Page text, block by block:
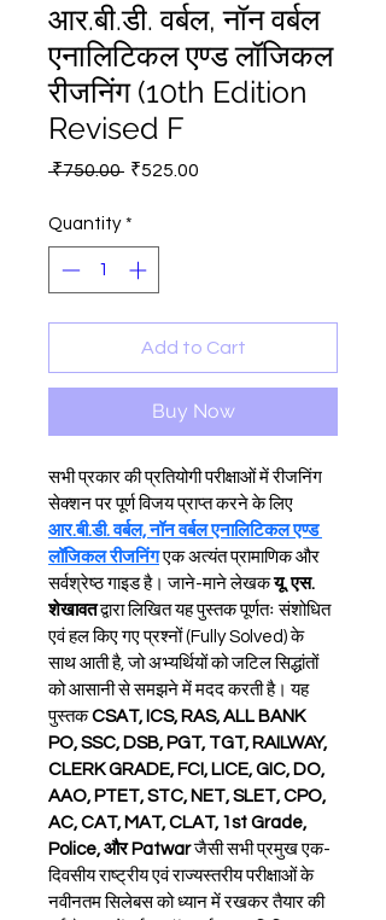
आर.बी.डी. वर्बल, नॉन वर्बल
एनालिटिकल एण्ड लॉजिकल
रीजनिंग (10th Edition
Revised F
₹750.00 Regular
₹525.00
Quantity *
Add to Cart
Buy Now
सभी प्रकार की प्रतियोगी परीक्षाओं में रीजनिंग
सेक्शन पर पूर्ण विजय प्राप्त करने के लिए
आर.बी.डी. वर्बल, नॉन वर्बल एनालिटिकल एण्ड
लॉजिकल रीजनिंग एक अत्यंत प्रामाणिक और
सर्वश्रेष्ठ गाइड है। जाने-माने लेखक यू. एस.
शेखावत द्वारा लिखित यह पुस्तक पूर्णतः संशोधित
एवं हल किए गए प्रश्नों (Fully Solved) के
साथ आती है, जो अभ्यर्थियों को जटिल सिद्धांतों
को आसानी से समझने में मदद करती है। यह
पुस्तक CSAT, ICS, RAS, ALL BANK
PO, SSC, DSB, PGT, TGT, RAILWAY,
CLERK GRADE, FCI, LICE, GIC, DO,
AAO, PTET, STC, NET, SLET, CPO,
AC, CAT, MAT, CLAT, 1st Grade,
Police, और Patwar जैसी सभी प्रमुख एक-
दिवसीय राष्ट्रीय एवं राज्यस्तरीय परीक्षाओं के
नवीनतम सिलेबस को ध्यान में रखकर तैयार की